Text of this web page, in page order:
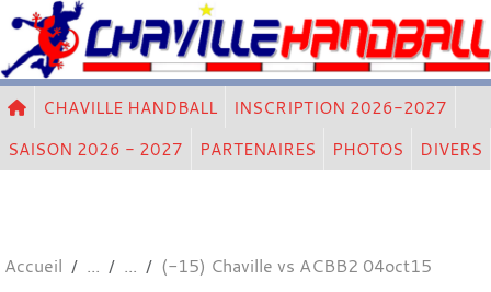
CHAVILLE HANDBALL
INSCRIPTION 2026-2027
SAISON 2026 - 2027
PARTENAIRES PHOTOS DIVERS
Accueil (-15) Chaville vs ACBB2 04oct15
Panneau de gestion des cookies